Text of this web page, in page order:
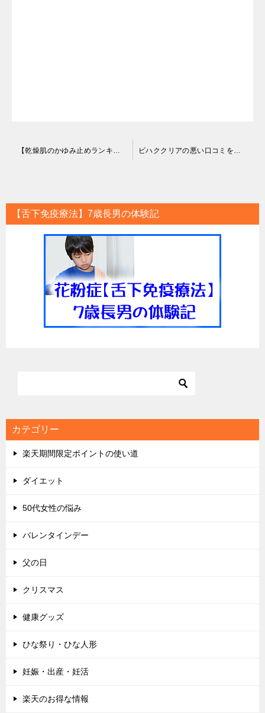
ビ
ゲ
【乾燥肌のかゆみ止めランキング】市販の人気おすすめはコレ！ ビハククリアの悪い口コミを徹底検証してみた！シミや美白は期待できる？
【舌下免疫療法】7歳長男の体験記
カテゴリー
楽天期間限定ポイントの使い道
ダイエット
50代女性の悩み
バレンタインデー
父の日
クリスマス
健康グッズ
ひな祭り・ひな人形
妊娠・出産・妊活
楽天のお得な情報